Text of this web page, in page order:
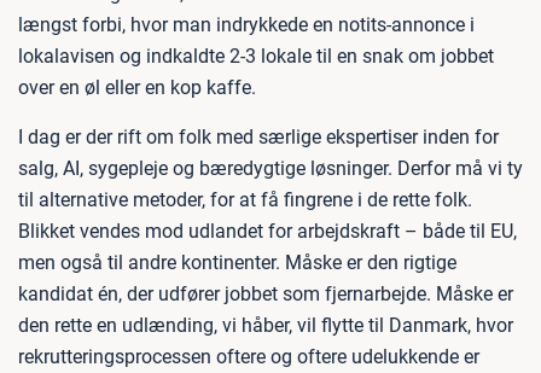
længst forbi, hvor man indrykkede en notits-annonce i
lokalavisen og indkaldte 2-3 lokale til en snak om jobbet
over en øl eller en kop kaffe.
I dag er der rift om folk med særlige ekspertiser inden for
salg, AI, sygepleje og bæredygtige løsninger. Derfor må vi ty
til alternative metoder, for at få fingrene i de rette folk.
Blikket vendes mod udlandet for arbejdskraft – både til EU,
men også til andre kontinenter. Måske er den rigtige
kandidat én, der udfører jobbet som fjernarbejde. Måske er
den rette en udlænding, vi håber, vil flytte til Danmark, hvor
rekrutteringsprocessen oftere og oftere udelukkende er